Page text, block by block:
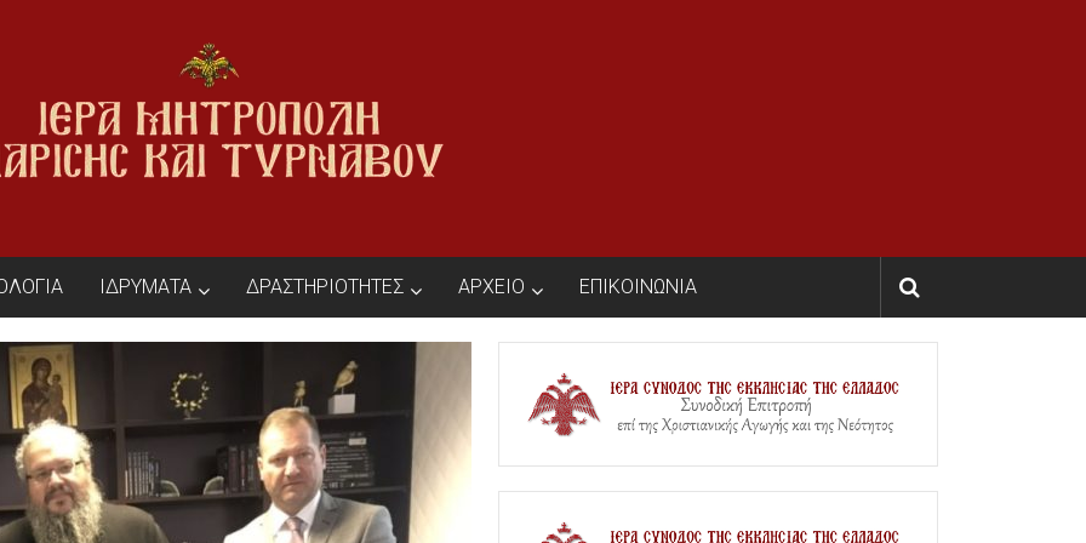
ΙΔΡΥΜΑΤΑ ΔΡΑΣΤΗΡΙΟΤΗΤΕΣ ΑΡΧΕΙΟ ΕΠΙΚΟΙΝΩΝΙΑ